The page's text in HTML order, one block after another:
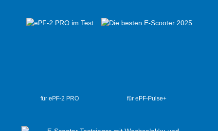
für ePF-2 PRO für ePF-Pulse+